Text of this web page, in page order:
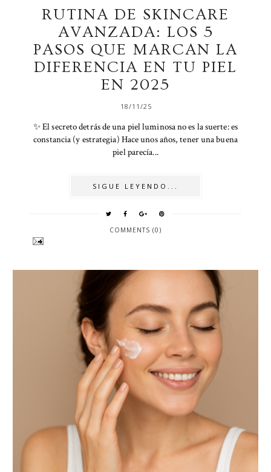
RUTINA DE SKINCARE
AVANZADA: LOS 5
PASOS QUE MARCAN LA
DIFERENCIA EN TU PIEL
EN 2025
18/11/25
✨ El secreto detrás de una piel luminosa no es la suerte: es
constancia (y estrategia) Hace unos años, tener una buena
piel parecía...
SIGUE LEYENDO...
COMMENTS (0)